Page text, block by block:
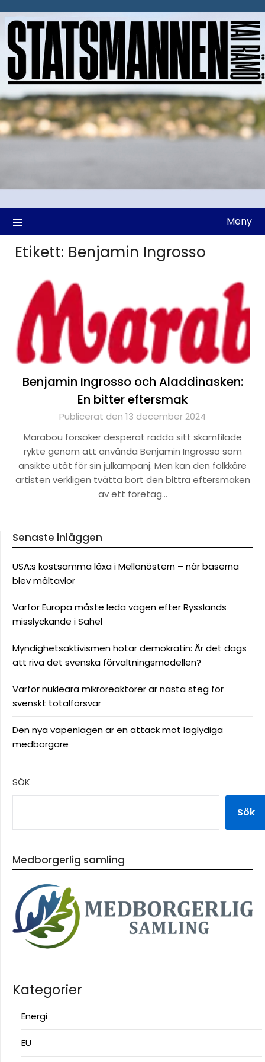
till
Meny
Etikett: Benjamin Ingrosso
Benjamin Ingrosso och Aladdinasken:
En bitter eftersmak
Publicerat den 13 december 2024
Marabou försöker desperat rädda sitt skamfilade
rykte genom att använda Benjamin Ingrosso som
ansikte utåt för sin julkampanj. Men kan den folkkäre
artisten verkligen tvätta bort den bittra eftersmaken
av ett företag…
Senaste inläggen
USA:s kostsamma läxa i Mellanöstern – när baserna
blev måltavlor
Varför Europa måste leda vägen efter Rysslands
misslyckande i Sahel
Myndighetsaktivismen hotar demokratin: Är det dags
att riva det svenska förvaltningsmodellen?
Varför nukleära mikroreaktorer är nästa steg för
svenskt totalförsvar
Den nya vapenlagen är en attack mot laglydiga
medborgare
SÖK
Sök
Medborgerlig samling
Kategorier
Energi
EU